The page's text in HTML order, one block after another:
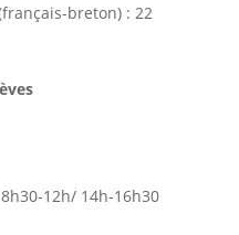
breton) : 22
12h/ 14h-16h30